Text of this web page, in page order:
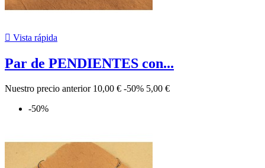
 Vista rápida
Par de PENDIENTES con...
Nuestro precio anterior 10,00 € -50% 5,00 €
-50%